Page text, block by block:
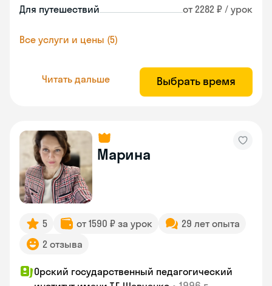
Для путешествий от 2282 ₽ / урок
Все услуги и цены (5)
Читать дальше Выбрать время
Марина
5 от 1590 ₽ за урок
29 лет опыта
2 отзыва
Орский государственный педагогический